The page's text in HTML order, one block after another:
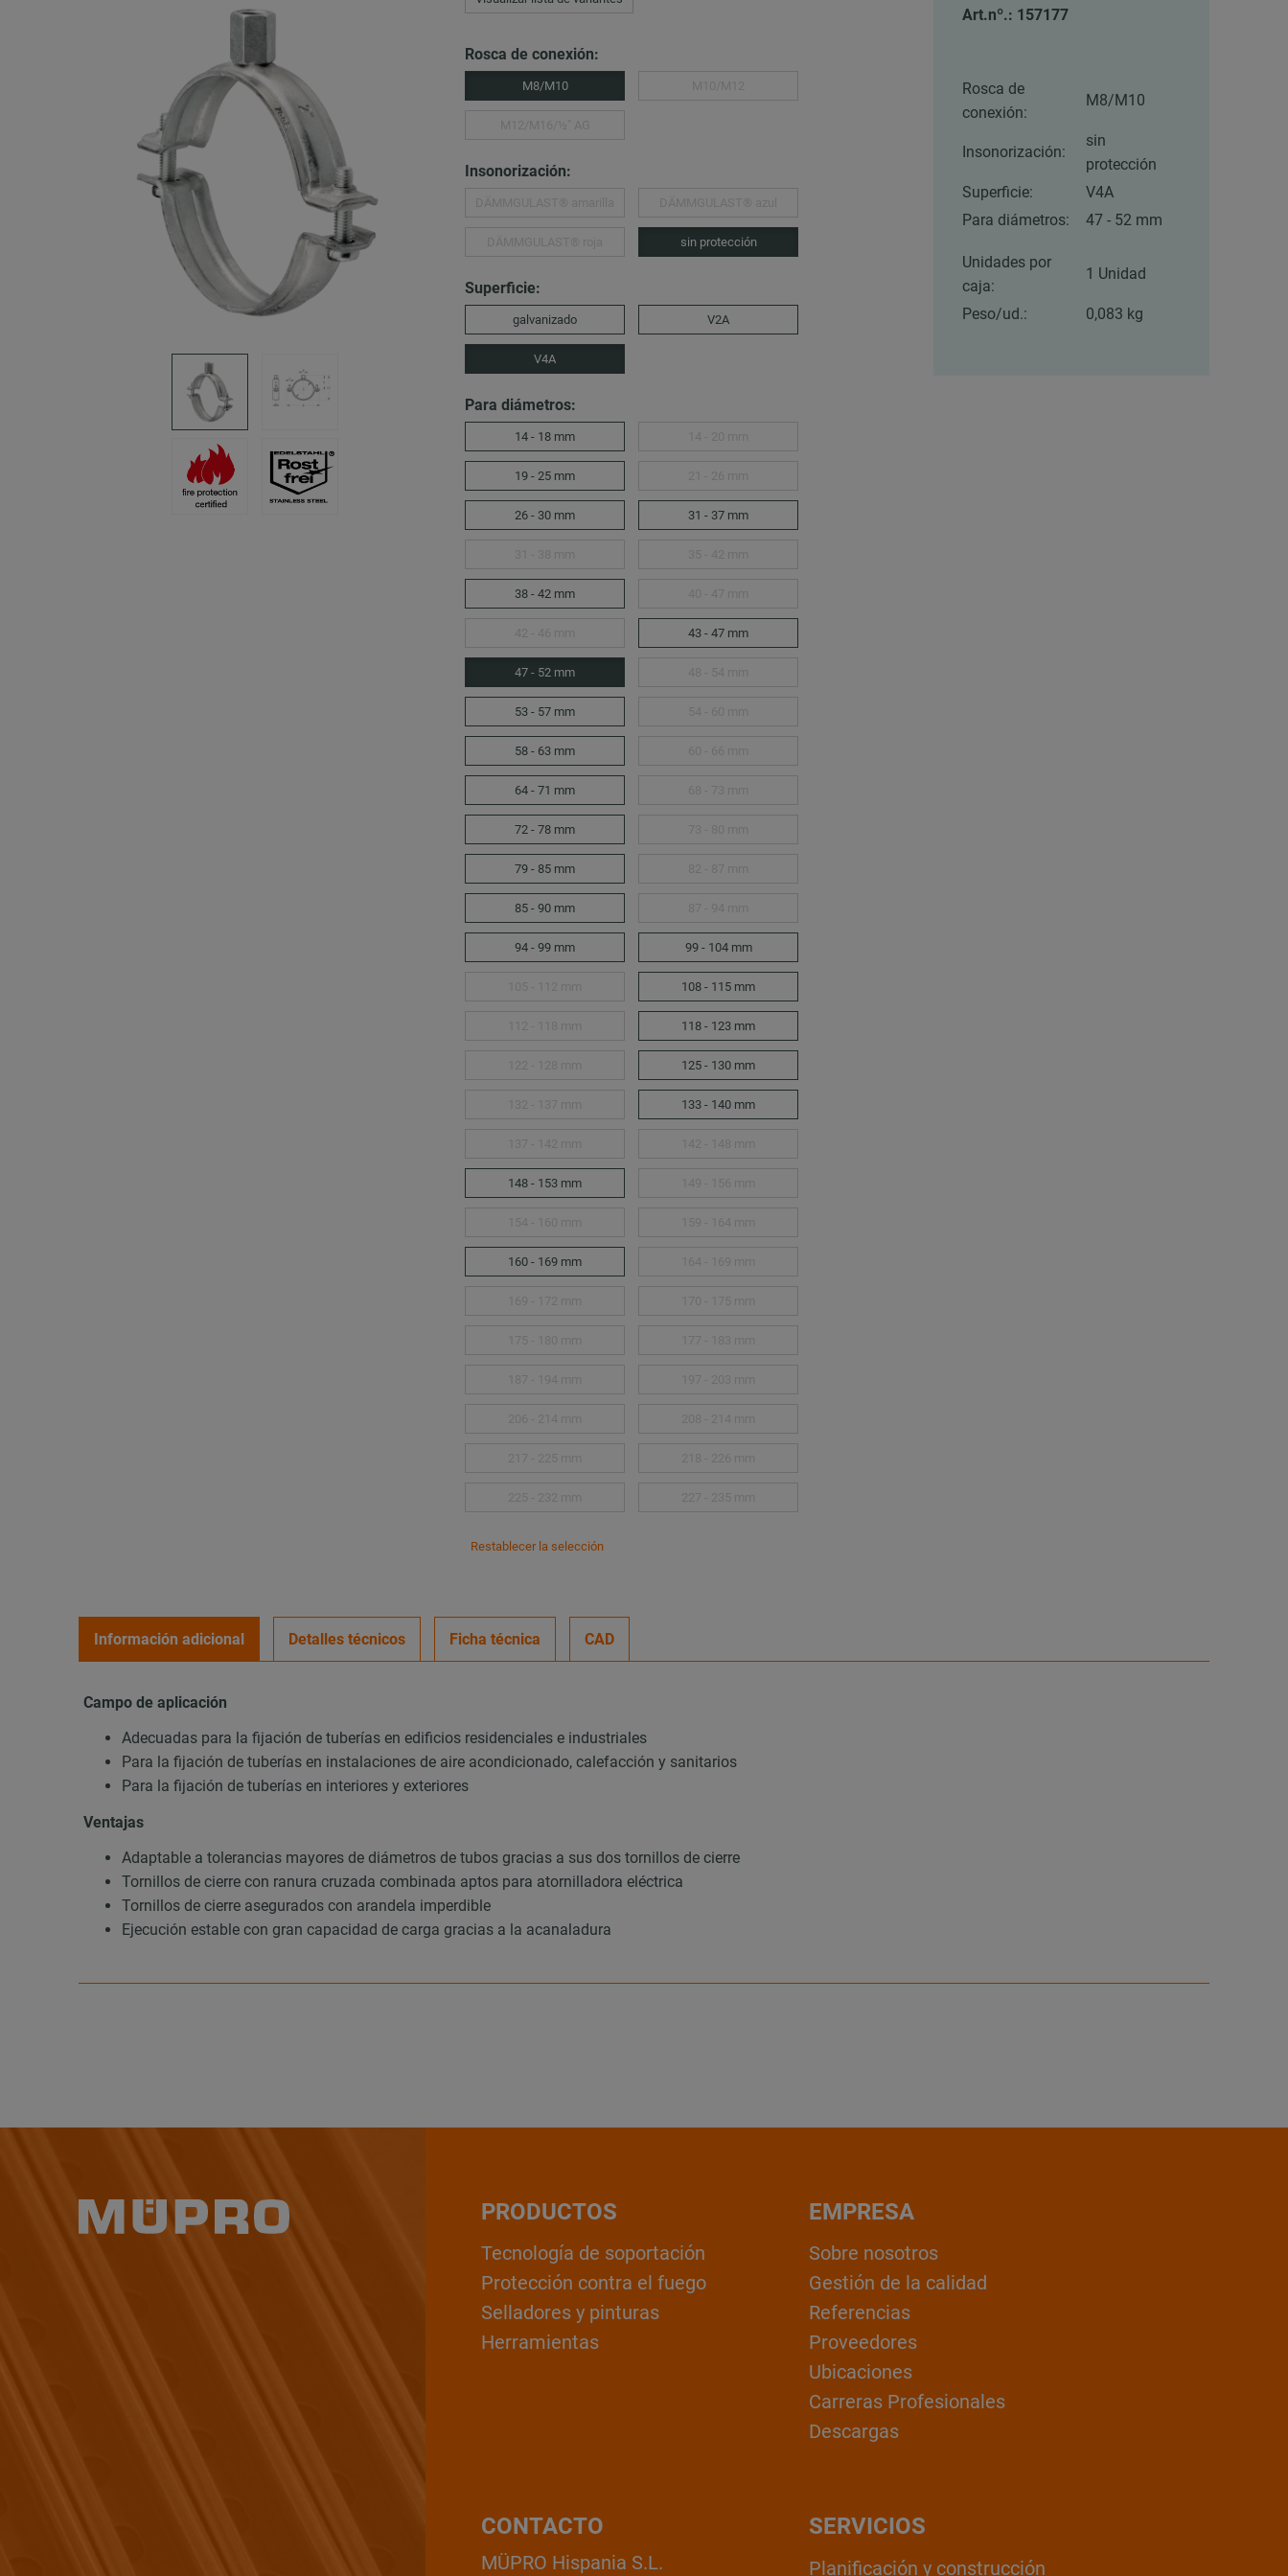
Rosca de conexión:
M8/M10
Insonorización:
sin protección
Superficie:
galvanizado V2A
V4A
Para diámetros:
14 - 18 mm
19 - 25 mm
26 - 30 mm 31 - 37 mm
38 - 42 mm
43 - 47 mm
47 - 52 mm
53 - 57 mm
58 - 63 mm
64 - 71 mm
72 - 78 mm
79 - 85 mm
85 - 90 mm
94 - 99 mm 99 - 104 mm
108 - 115 mm
118 - 123 mm
125 - 130 mm
133 - 140 mm
148 - 153 mm
160 - 169 mm
Restablecer la selección
Art.nº.: 157177
Rosca de
conexión:
M8/M10
Insonorización:
sin
protección
Superficie:
V4A
Para diámetros:
47 - 52 mm
Unidades por
caja:
1 Unidad
Peso/ud.: 0,083 kg
Información adicional Detalles técnicos Ficha técnica CAD
Campo de aplicación
Adecuadas para la fijación de tuberías en edificios residenciales e industriales
Para la fijación de tuberías en instalaciones de aire acondicionado, calefacción y sanitarios
Para la fijación de tuberías en interiores y exteriores
Ventajas
Adaptable a tolerancias mayores de diámetros de tubos gracias a sus dos tornillos de cierre
Tornillos de cierre con ranura cruzada combinada aptos para atornilladora eléctrica
Tornillos de cierre asegurados con arandela imperdible
Ejecución estable con gran capacidad de carga gracias a la acanaladura
PRODUCTOS
Tecnología de soportación
Protección contra el fuego
Selladores y pinturas
Herramientas
EMPRESA
Sobre nosotros
Gestión de la calidad
Referencias
Proveedores
Ubicaciones
Carreras Profesionales
Descargas
CONTACTO
MÜPRO Hispania S.L.
SERVICIOS
Planificación y construcción